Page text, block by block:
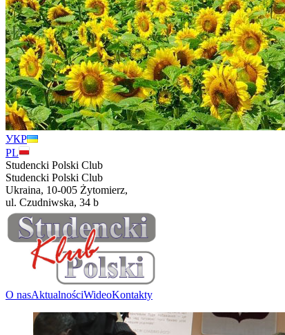
УКР
PL
Studencki Polski Club
Studencki Polski Club
Ukraina, 10-005 Żytomierz,
ul. Czudniwska, 34 b
O nasAktualnościWideoKontakty